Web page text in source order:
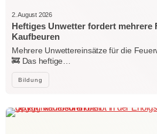
Bildung
2. August 2026
Heftiges Unwetter fordert mehrere
Kaufbeuren
Mehrere Unwettereinsätze für die
🚒 Das heftige…